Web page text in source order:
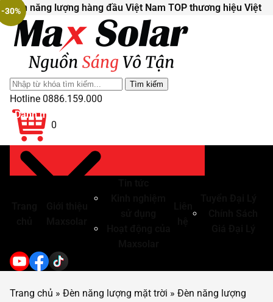
Đèn năng lượng hàng đầu Việt Nam TOP thương hiệu Việt
Tìm
kiếm
cho:
Hotline 0886.159.000
0
Danh mục sản phẩm
Trang chủ » Đèn năng lượng mặt trời » Đèn năng lượng
-30%